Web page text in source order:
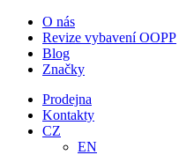
O nás
Revize vybavení OOPP
Blog
Značky
Prodejna
Kontakty
CZ
EN